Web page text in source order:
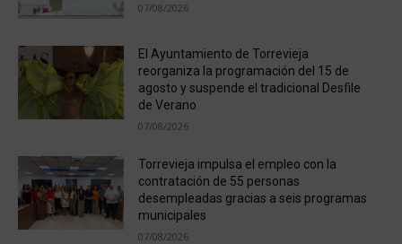
07/08/2026
El Ayuntamiento de Torrevieja
reorganiza la programación del 15 de
agosto y suspende el tradicional Desfile
de Verano
07/08/2026
Torrevieja impulsa el empleo con la
contratación de 55 personas
desempleadas gracias a seis programas
municipales
07/08/2026